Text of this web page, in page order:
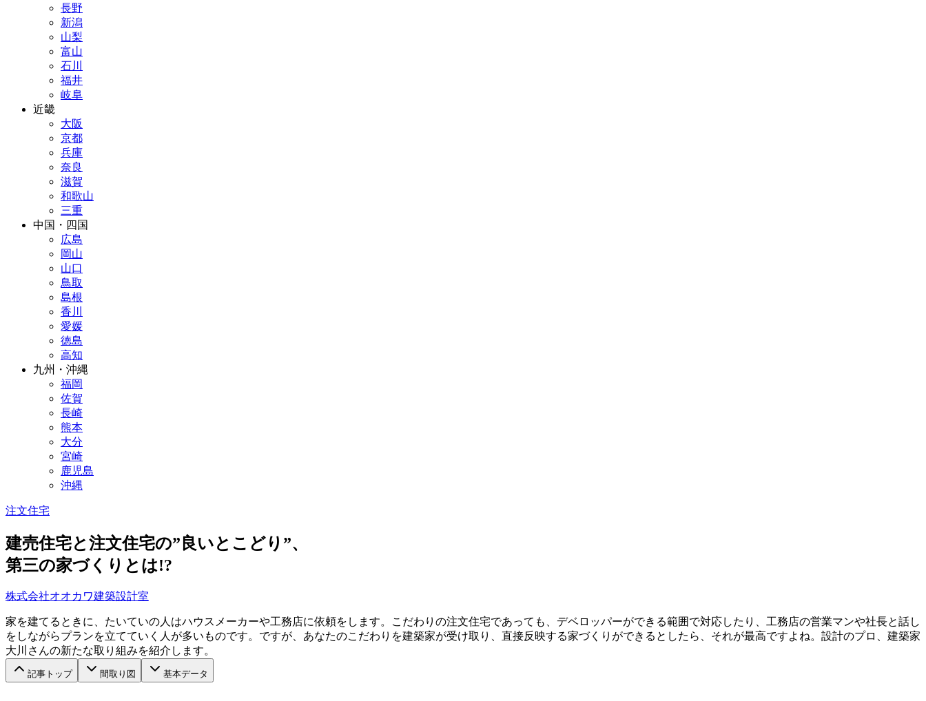
長野
新潟
山梨
富山
石川
福井
岐阜
近畿
大阪
京都
兵庫
奈良
滋賀
和歌山
三重
中国・四国
広島
岡山
山口
鳥取
島根
香川
愛媛
徳島
高知
九州・沖縄
福岡
佐賀
長崎
熊本
大分
宮崎
鹿児島
沖縄
注文住宅
建売住宅と注文住宅の”良いとこどり”、
第三の家づくりとは!?
株式会社オオカワ建築設計室
家を建てるときに、たいていの人はハウスメーカーや工務店に依頼をします。こだわりの注文住宅であっても、デベロッパーができる範囲で対応したり、工務店の営業マンや社長と話し
をしながらプランを立てていく人が多いものです。ですが、あなたのこだわりを建築家が受け取り、直接反映する家づくりができるとしたら、それが最高ですよね。設計のプロ、建築家
大川さんの新たな取り組みを紹介します。
記事トップ 間取り図 基本データ